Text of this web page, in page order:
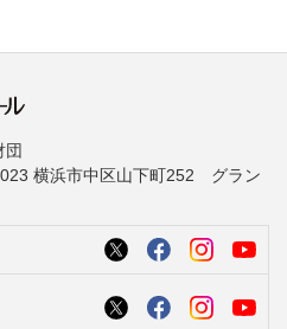
団
横浜市中区山下町252 グラン